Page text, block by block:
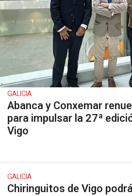
GALICIA
Abanca y Conxemar
para impulsar la 27ª
Vigo
GALICIA
Chiringuitos de Vigo